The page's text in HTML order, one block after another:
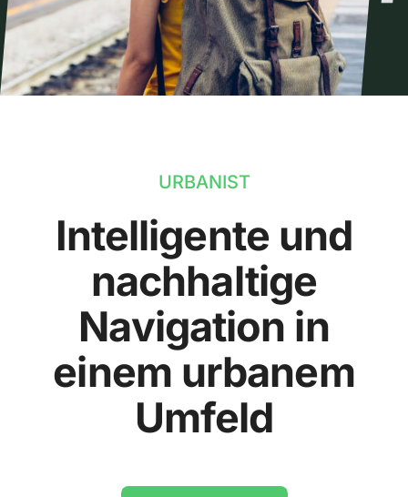
URBANIST
Intelligente und
nachhaltige
Navigation in
einem urbanem
Umfeld